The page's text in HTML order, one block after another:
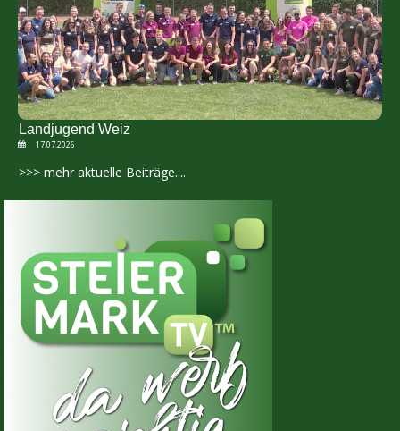
Landjugend Weiz
17.07.2026
>>> mehr aktuelle Beiträge....